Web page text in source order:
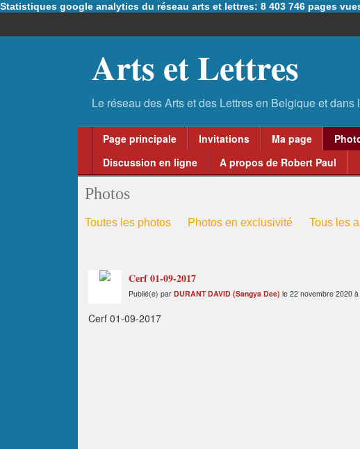
Statistiques google analytics du réseau arts et lettres: 8 403 746 pages
Arts et Lettres
Page principale Invitations Ma page
Discussion en ligne
A propos de Robert Paul
Photos
Toutes les photos Photos en exclusivité Tous les
Cerf 01-09-2017
Publié(e) par DURANT DAVID (Sangya Dee) le 22 novembre 2020
Cerf 01-09-2017